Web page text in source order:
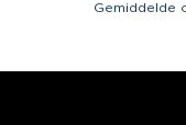
Gemiddelde